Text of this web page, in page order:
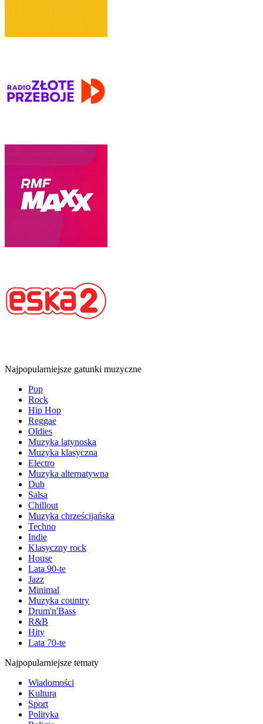
Najpopularniejsze gatunki muzyczne
Pop
Rock
Hip Hop
Reggae
Oldies
Muzyka latynoska
Muzyka klasyczna
Electro
Muzyka alternatywna
Dub
Salsa
Chillout
Muzyka chrześcijańska
Techno
Indie
Klasyczny rock
House
Lata 90-te
Jazz
Minimal
Muzyka country
Drum'n'Bass
R&B
Hity
Lata 70-te
Najpopularniejsze tematy
Wiadomości
Kultura
Sport
Polityka